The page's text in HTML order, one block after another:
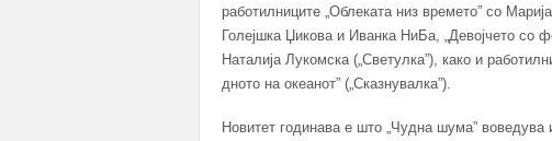
работилниците „Облеката низ времето” со
Голејшка Џикова и Иванка НиБа, „Девојчето со
Наталија Лукомска („Светулка”), како и
дното на океанот” („Сказнувалка”).
Новитет годинава е што „Чудна шума”